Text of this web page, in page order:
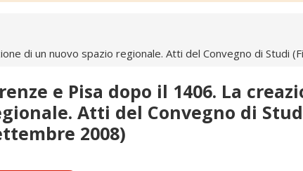
di un nuovo spazio regionale. Atti del Convegno di Studi
e Pisa dopo il 1406. La
Atti del Convegno di
2008)